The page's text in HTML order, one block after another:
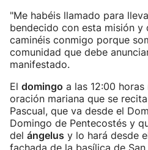
"Me habéis llamado para
bendecido con esta misión
caminéis conmigo porque
comunidad que debe
manifestado.
El domingo a las 12:00
oración mariana que se
Pascual, que va desde el
Domingo de Pentecostés y
del ángelus y lo hará desde
fachada de la basílica de